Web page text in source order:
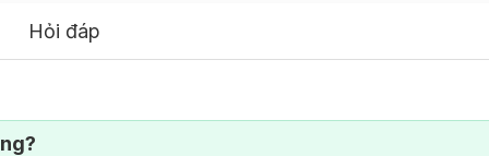
Hỏi đáp